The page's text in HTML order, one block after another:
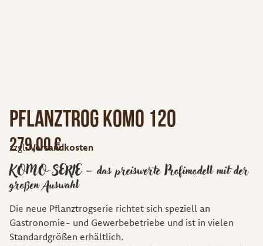
Pflanztrog KOMO 120
279,00€
zzgl.Versandkosten
KOMO-SERIE – das preiswerte Profimodell mit der
großen Auswahl
Die neue Pflanztrogserie richtet sich speziell an
Gastronomie- und Gewerbebetriebe und ist in vielen
Standardgrößen erhältlich.